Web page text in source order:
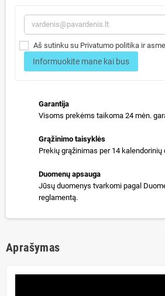
Aš sutinku su Privatumo politika ir
Informuokite mane kai bus
Garantija
Visoms prekėms taikoma 24 mėn.
Grąžinimo taisyklės
Prekių grąžinimas per 14 kalendorinių
Duomenų apsauga
Jūsų duomenys tvarkomi pagal
reglamentą.
Aprašymas